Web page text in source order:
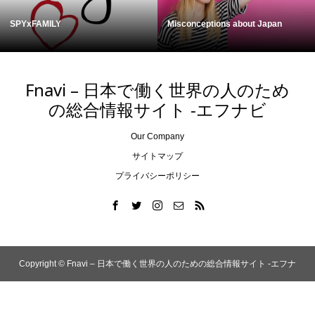
Cycling in Japan Kumejima, Okinawa
Fnavi – 日本で働く世界の人のため
の総合情報サイト -エフナビ
Our Company
サイトマップ
プライバシーポリシー
Copyright © Fnavi – 日本で働く世界の人のための総合情報サイト -エフナ